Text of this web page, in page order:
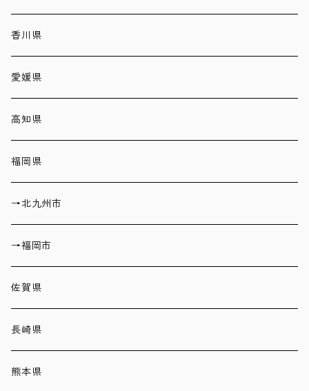
香川県
愛媛県
高知県
福岡県
→北九州市
→福岡市
佐賀県
長崎県
熊本県